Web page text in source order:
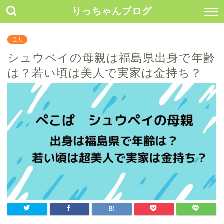
りっちゃんブログ
芸人
シュウペイの母親は福島県出身で年齢
は？若い頃は美人で実家は金持ち？